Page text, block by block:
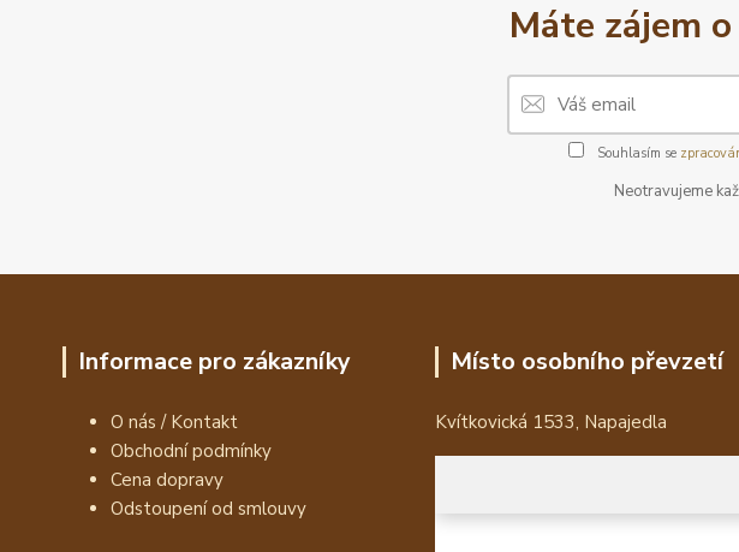
Máte zájem
Souhlasím se
Neotravujeme
Informace pro zákazníky
O nás / Kontakt
Obchodní podmínky
Cena dopravy
Odstoupení od smlouvy
Místo osobního převzetí
Kvítkovická 1533, Napajedla